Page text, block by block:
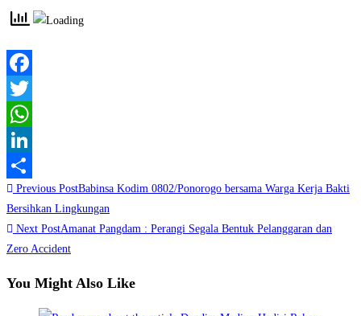
Facebook
Twitter
WhatsApp
LinkedIn
Share
Read
more
articles
Previous PostBabinsa Kodim 0802/Ponorogo bersama Warga Kerja Bakti
Bersihkan Lingkungan
Next PostAmanat Pangdam : Perangi Segala Bentuk Pelanggaran dan
Zero Accident
You Might Also Like